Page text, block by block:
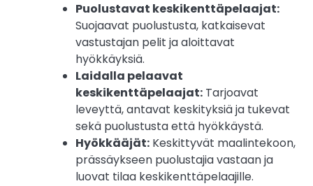
Puolustavat keskikenttäpelaajat:
Suojaavat puolustusta, katkaisevat
vastustajan pelit ja aloittavat
hyökkäyksiä.
Laidalla pelaavat
keskikenttäpelaajat: Tarjoavat
leveyttä, antavat keskityksiä ja tukevat
sekä puolustusta että hyökkäystä.
Hyökkääjät: Keskittyvät maalintekoon,
prässäykseen puolustajia vastaan ja
luovat tilaa keskikenttäpelaajille.